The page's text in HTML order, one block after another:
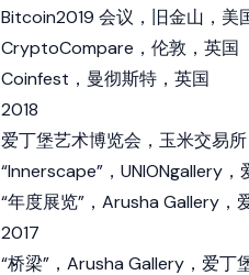
Bitcoin2019 会议，旧金山，美
CryptoCompare，伦敦，英国
Coinfest，曼彻斯特，英国
2018
爱丁堡艺术博览会，玉米交易所
“Innerscape”，UNIONgallery，
“年度展览”，Arusha Gallery，
2017
“桥梁”，Arusha Gallery，爱丁